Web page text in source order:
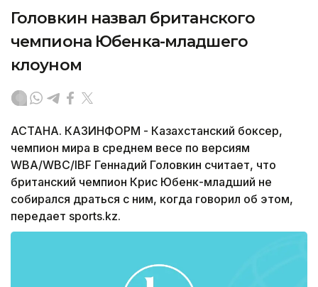
Головкин назвал британского
чемпиона Юбенка-младшего
клоуном
АСТАНА. КАЗИНФОРМ - Казахстанский боксер,
чемпион мира в среднем весе по версиям
WBA/WBC/IBF Геннадий Головкин считает, что
британский чемпион Крис Юбенк-младший не
собирался драться с ним, когда говорил об этом,
передает sports.kz.